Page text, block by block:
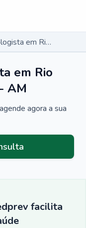
Gastroenterologista em Rio Preto da Eva - AM
em Rio
AM
agora a sua
facilita